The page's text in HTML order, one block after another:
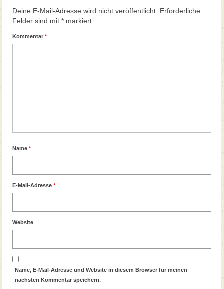
Deine E-Mail-Adresse wird nicht veröffentlicht. Erforderliche
Felder sind mit * markiert
Kommentar *
Name *
E-Mail-Adresse *
Website
Name, E-Mail-Adresse und Website in diesem Browser für meinen
nächsten Kommentar speichern.